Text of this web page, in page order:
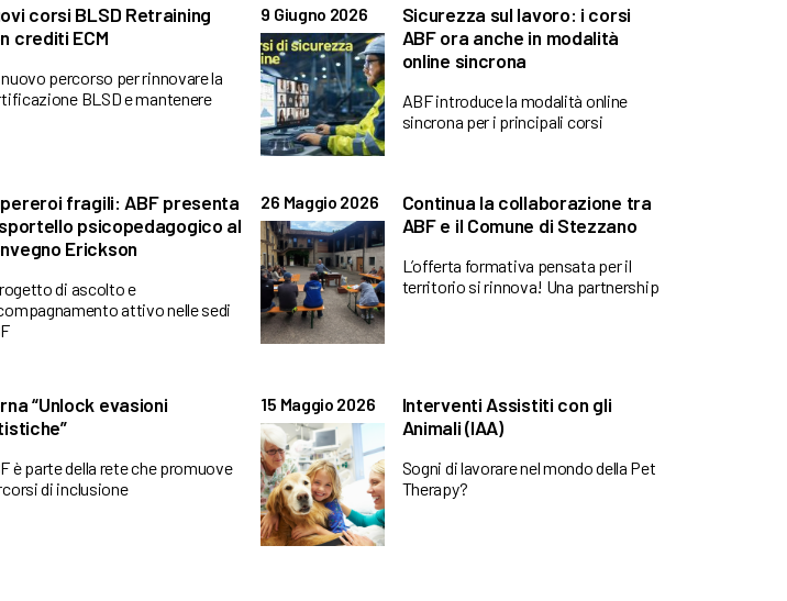
corsi BLSD Retraining
crediti ECM
nuovo percorso per rinnovare la
BLSD e mantenere
9 Giugno 2026
Sicurezza sul lavoro: i corsi
ABF ora anche in modalità
online sincrona
ABF introduce la modalità online
sincrona per i principali corsi
fragili: ABF presenta
psicopedagogico al
Erickson
di ascolto e
attivo nelle sedi
26 Maggio 2026
Continua la collaborazione tra
ABF e il Comune di Stezzano
L’offerta formativa pensata per il
territorio si rinnova! Una partnership
“Unlock evasioni
è parte della rete che promuove
di inclusione
15 Maggio 2026
Interventi Assistiti con gli
Animali (IAA)
Sogni di lavorare nel mondo della Pet
Therapy?